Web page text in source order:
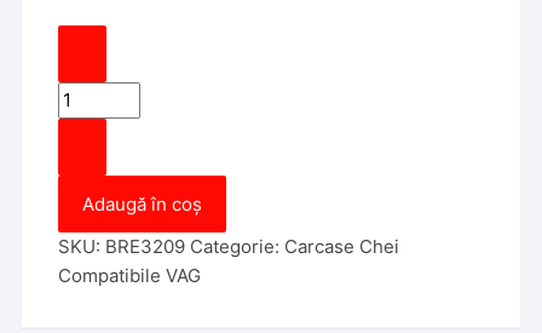
Cantitate
Cheie
Locas
Cip
si
Led,
Adaugă în coș
SKU: BRE3209 Categorie: Carcase Chei
Compatibile VAG